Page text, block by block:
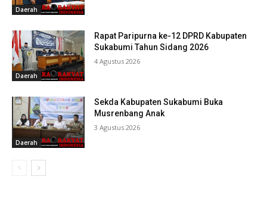
Daerah
Daerah
Rapat Paripurna ke-12 DPRD Kabupaten
Sukabumi Tahun Sidang 2026
4 Agustus 2026
Daerah
Sekda Kabupaten Sukabumi Buka
Musrenbang Anak
3 Agustus 2026